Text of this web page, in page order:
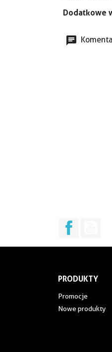
Dodatkowe
PRODUKTY
Promocje
Nowe produkty